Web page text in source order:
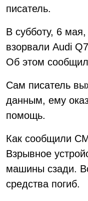
писатель.
В субботу, 6
взорвали Audi
Об этом
Сам писатель
данным, ему
помощь.
Как сообщили
Взрывное
машины сзади.
средства погиб.